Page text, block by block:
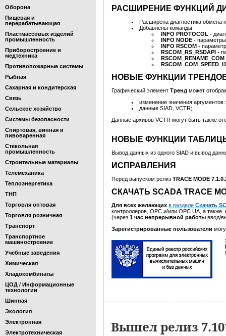
Оборона
Пищевая и
перерабатывающая
Пластмассовых изделий
промышленность
Приборостроение и
медтехника
Противопожарные системы
Рыбная
Сахарная и кондитерская
Связь
Сельское хозяйство
Системы безопасности
Спиртовая, винная и
пивоваренная
Стекольная
промышленность
Строительные материалы
Телемеханика
Теплоэнергетика
ТНП
Торговля оптовая
Торговля розничная
Транспорт
Транспортное
машиностроение
Учебные заведения
Химическая
Хладокомбинаты
ЦОД / Информационные
технологии
Шинная
Экология
Электронная
Электротехническая
РАСШИРЕНИЕ ФУНКЦИЙ
Расширена диагностика
Добавлены команды:
INFO PROTOCOL -
INFO NODE -
INFO RSCOM -
RSCOM_RS_RSDAPI -
НОВЫЕ ФУНКЦИИ
Графический элемент Тренд может
изменение значения аргументов
данные SIAD, VCTR;
Данные архивов VCTR могут быть также
НОВЫЕ ФУНКЦИИ
Вывод данных из одного SIAD и вывод
ИСПРАВЛЕНИЯ
Перед выпуском релиз TRACE MODE
СКАЧАТЬ SCADA TRACE
Для всех желающих в разделе Скачать
контроллеров, OPC и/или OPC UA, а также
(через 1 час непрерывной работы ввод/
Зарегистрированные пользователи
Вышел релиз